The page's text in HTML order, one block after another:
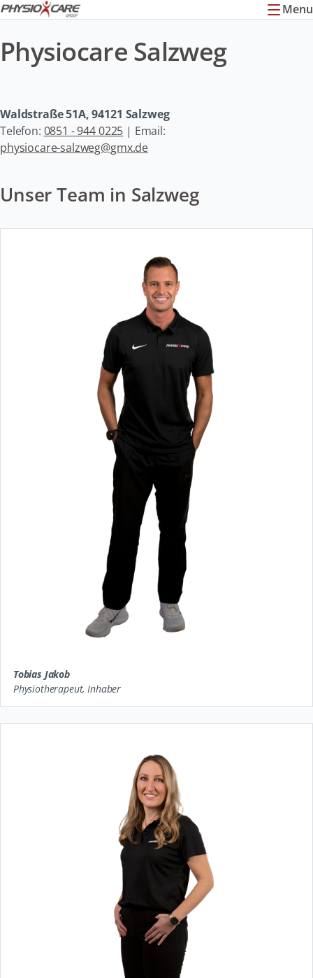
Menu
Physiocare Salzweg
Waldstraße 51A, 94121 Salzweg
Telefon: 0851 - 944 0225 | Email:
physiocare-salzweg@gmx.de
Unser Team in Salzweg
Tobias Jakob
Physiotherapeut, Inhaber